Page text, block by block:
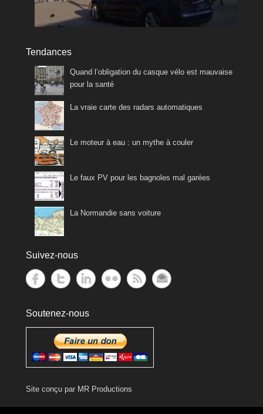
Tendances
Quand l’obligation du casque vélo est mauvaise
pour la santé
La vraie carte des radars automatiques
Le moteur à eau : un mythe à couler
Le faux PV pour les bagnoles mal garées
La Normandie sans voiture
Suivez-nous
Soutenez-nous
Site conçu par MR Productions